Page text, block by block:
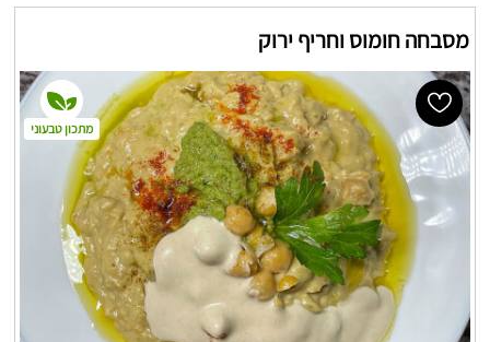
מסבחה חומוס וחריף ירוק
מתכון טבעוני